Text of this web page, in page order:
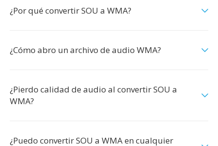
¿Por qué convertir SOU a WMA?
¿Cómo abro un archivo de audio WMA?
¿Pierdo calidad de audio al convertir SOU a
WMA?
¿Puedo convertir SOU a WMA en cualquier